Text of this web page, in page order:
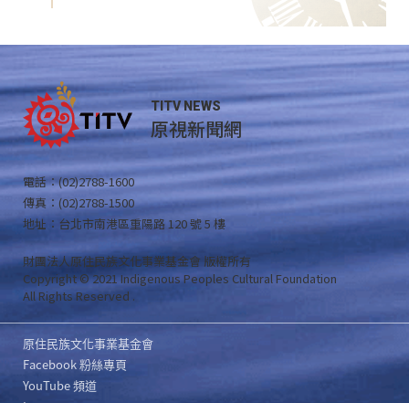
TITV NEWS
原視新聞網
電話：(02)2788-1600
傳真：(02)2788-1500
地址：台北市南港區重陽路 120 號 5 樓
財團法人原住民族文化事業基金會 版權所有
Copyright © 2021 Indigenous Peoples Cultural Foundation
All Rights Reserved .
原住民族文化事業基金會
Facebook 粉絲專頁
YouTube 頻道